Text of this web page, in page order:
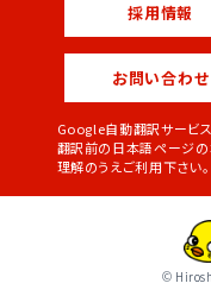
採用情報
お問い合わせ
Google自動翻訳サービ
翻訳前の日本語ページ
理解のうえご利用下さい。
©